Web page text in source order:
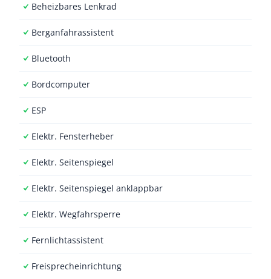
Beheizbares Lenkrad
Berganfahrassistent
Bluetooth
Bordcomputer
ESP
Elektr. Fensterheber
Elektr. Seitenspiegel
Elektr. Seitenspiegel anklappbar
Elektr. Wegfahrsperre
Fernlichtassistent
Freisprecheinrichtung